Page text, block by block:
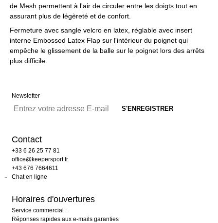
de Mesh permettent à l'air de circuler entre les doigts tout en
assurant plus de légèreté et de confort.
Fermeture avec sangle velcro en latex, réglable avec insert
interne Embossed Latex Flap sur l'intérieur du poignet qui
empêche le glissement de la balle sur le poignet lors des arrêts
plus difficile.
Newsletter
Contact
+33 6 26 25 77 81
office@keepersport.fr
+43 676 7664611
Chat en ligne
Horaires d'ouvertures
Service commercial :
Réponses rapides aux e-mails garanties